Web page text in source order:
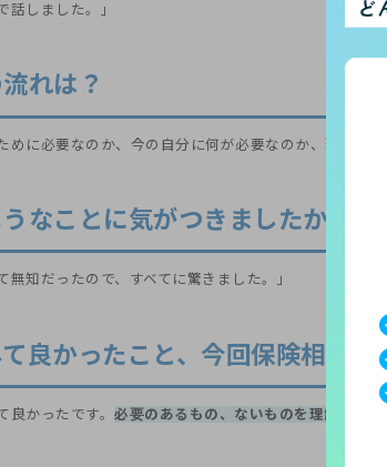
話しました。」
れは？
めに必要なのか、今の自分に何が必要なのか、理想の
なことに気がつきましたか？
無知だったので、すべてに驚きました。」
良かったこと、今回保険相談を
良かったです。 必要のあるもの、ないものを理解した